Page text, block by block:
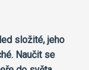
složité, jeho
Naučit se